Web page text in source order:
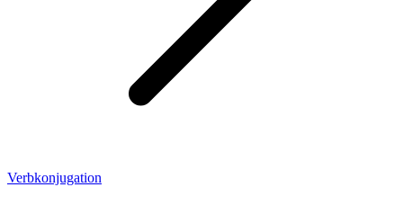
Verbkonjugation